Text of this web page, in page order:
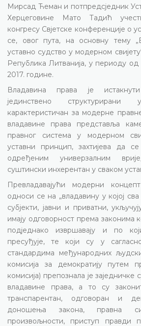
Мирсад Ћеман и потпредсједник
Херцеговине Мато Тадић
конгресу Свјетске конференције о
се, овог пута, на основну тему
уставно судство у модерном
Република Литванија, у периоду од
2017. године.
Владавина права је
јединствено структурирани
карактеристичан за модерне
владавине права представља
правног система у модерном
уставни принцип, захтијева да
одређеним универзалним
суштински инхерентан у сваком
Превладавајући модерни
односи се на „владавину у којој
субјекти, јавни и приватни,
имају одговорност према законима
подједнако извршавају и по
пресуђује, те који су у
стандардима међународних
комисија за демократију путем
комисија) препознала је
владавине права, а то су
транспарентан, одговоран и
доношења закона, правна
произвољности, приступ правди